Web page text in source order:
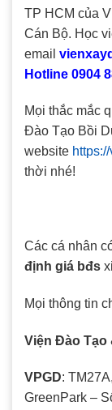
TP HCM của
Cán Bộ. Học
email
Hotline 0904
Mọi thắc mắc
Đào Tạo Bồi
website
thời nhé!
Các cá nhân
định giá bđs
Mọi thông tin
Viện Đào Tạo
VPGD:
GreenPark –